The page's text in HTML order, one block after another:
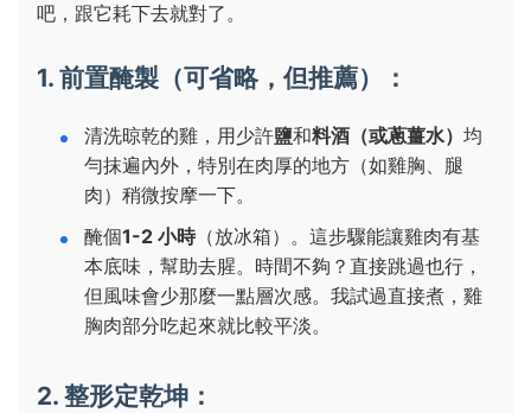
吧，跟它耗下去就對了。
1. 前置醃製（可省略，但推薦）：
清洗晾乾的雞，用少許鹽和料酒（或蔥薑水） 均
勻抹遍內外，特別在肉厚的地方（如雞胸、腿
肉）稍微按摩一下。
醃個1-2 小時（放冰箱）。這步驟能讓雞肉有基
本底味，幫助去腥。時間不夠？直接跳過也行，
但風味會少那麼一點層次感。我試過直接煮，雞
胸肉部分吃起來就比較平淡。
2. 整形定乾坤：